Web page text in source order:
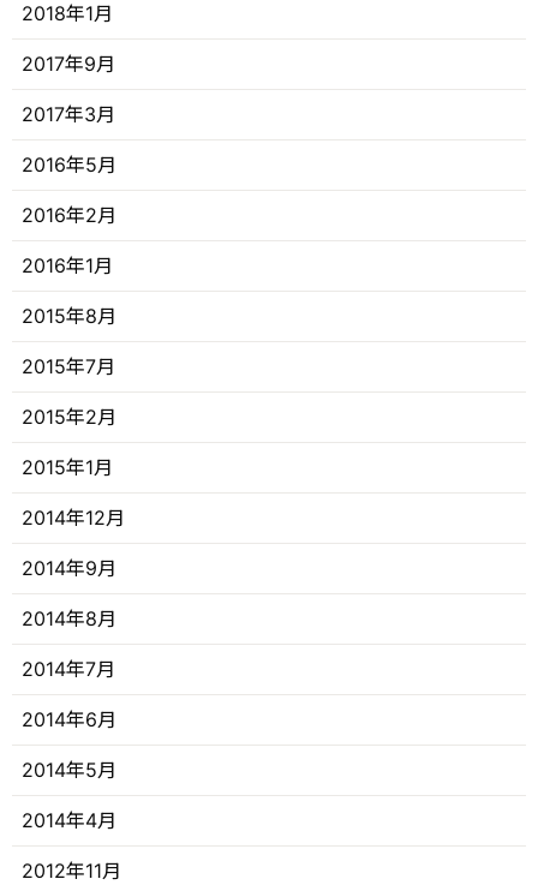
2018年1月
2017年9月
2017年3月
2016年5月
2016年2月
2016年1月
2015年8月
2015年7月
2015年2月
2015年1月
2014年12月
2014年9月
2014年8月
2014年7月
2014年6月
2014年5月
2014年4月
2012年11月